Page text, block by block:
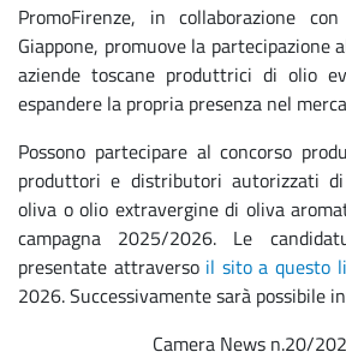
PromoFirenze, in collaborazione
Giappone, promuove la partecipazione
aziende toscane produttrici di olio
espandere la propria presenza nel
Possono partecipare al concorso
produttori e distributori autorizzati
oliva o olio extravergine di oliva
campagna 2025/2026. Le
presentate attraverso il sito a questo
2026. Successivamente sarà possibile
Camera News n.20/